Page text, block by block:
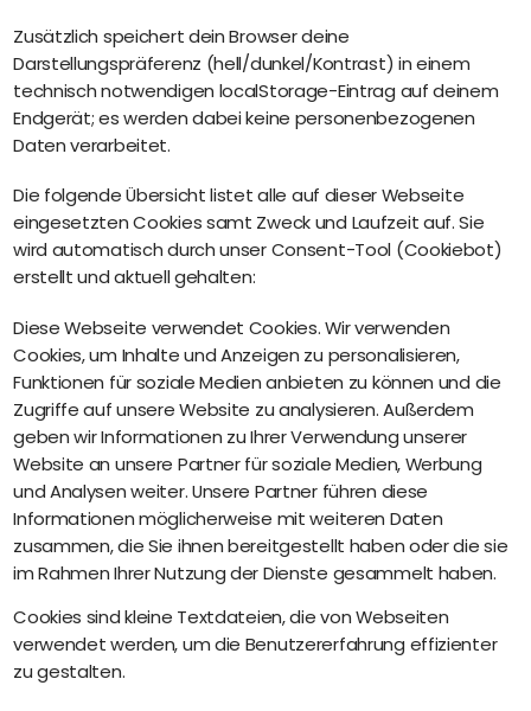
Zusätzlich speichert dein Browser deine
Darstellungspräferenz (hell/dunkel/Kontrast) in einem
technisch notwendigen localStorage-Eintrag auf deinem
Endgerät; es werden dabei keine personenbezogenen
Daten verarbeitet.
Die folgende Übersicht listet alle auf dieser Webseite
eingesetzten Cookies samt Zweck und Laufzeit auf. Sie
wird automatisch durch unser Consent-Tool (Cookiebot)
erstellt und aktuell gehalten:
Diese Webseite verwendet Cookies. Wir verwenden
Cookies, um Inhalte und Anzeigen zu personalisieren,
Funktionen für soziale Medien anbieten zu können und die
Zugriffe auf unsere Website zu analysieren. Außerdem
geben wir Informationen zu Ihrer Verwendung unserer
Website an unsere Partner für soziale Medien, Werbung
und Analysen weiter. Unsere Partner führen diese
Informationen möglicherweise mit weiteren Daten
zusammen, die Sie ihnen bereitgestellt haben oder die sie
im Rahmen Ihrer Nutzung der Dienste gesammelt haben.
Cookies sind kleine Textdateien, die von Webseiten
verwendet werden, um die Benutzererfahrung effizienter
zu gestalten.